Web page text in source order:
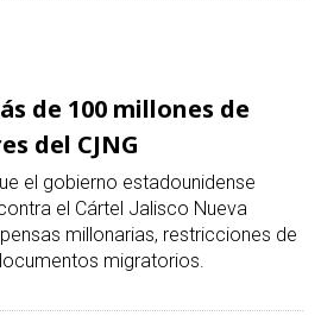
de 100 millones de
del CJNG
el gobierno estadounidense
el Cártel Jalisco Nueva
millonarias, restricciones de
migratorios.